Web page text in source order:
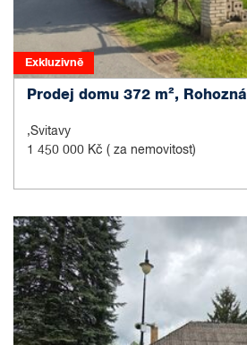
Exkluzivně
Prodej domu 372 m², Rohozná
,Svitavy
1 450 000 Kč ( za nemovitost)